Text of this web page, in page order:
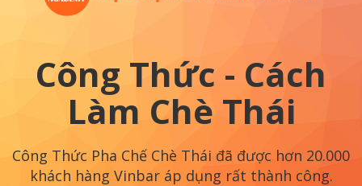
Công Thức - Cách
Làm Chè Thái
Công Thức Pha Chế Chè Thái đã được hơn 20.000
khách hàng Vinbar áp dụng rất thành công.